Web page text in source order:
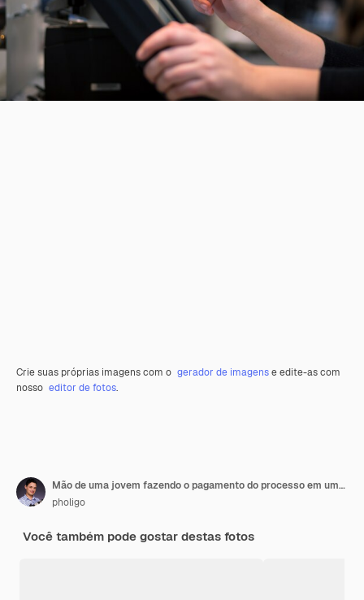
Crie suas próprias imagens com o gerador de imagense edite-as com
nosso editor de fotos.
Mão de uma jovem fazendo o pagamento do processo em uma caixa registradora touchscreen, conceito de finanças
pholigo
Você também pode gostar destas fotos